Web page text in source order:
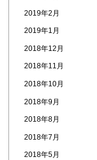
2019年2月
2019年1月
2018年12月
2018年11月
2018年10月
2018年9月
2018年8月
2018年7月
2018年5月